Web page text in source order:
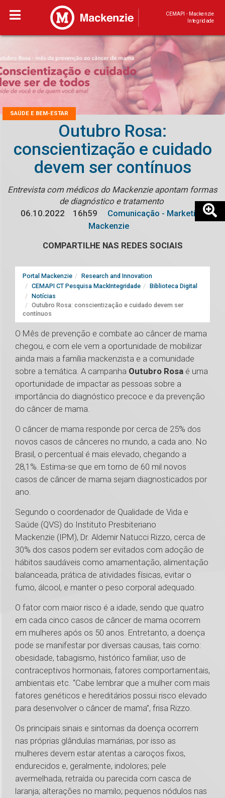
CEMAPI - Mackenzie
Integridade
SAÚDE E BEM-ESTAR
Outubro Rosa:
conscientização e cuidado
devem ser contínuos
Entrevista com médicos do Mackenzie apontam formas
de diagnóstico e tratamento
06.10.2022
16h59
Comunicação - Marketing
Mackenzie
COMPARTILHE NAS REDES SOCIAIS
Portal Mackenzie
Research and Innovation
CEMAPI CT Pesquisa MackIntegridade
Biblioteca Digital
Notícias
Outubro Rosa: conscientização e cuidado devem ser
contínuos
O Mês de prevenção e combate ao câncer de mama
chegou, e com ele vem a oportunidade de mobilizar
ainda mais a família mackenzista e a comunidade
sobre a temática. A campanha Outubro Rosa é uma
oportunidade de impactar as pessoas sobre a
importância do diagnóstico precoce e da prevenção
do câncer de mama.
O câncer de mama responde por cerca de 25% dos
novos casos de cânceres no mundo, a cada ano. No
Brasil, o percentual é mais elevado, chegando a
28,1%. Estima-se que em torno de 60 mil novos
casos de câncer de mama sejam diagnosticados por
ano.
Segundo o coordenador de Qualidade de Vida e
Saúde (QVS) do Instituto Presbiteriano
Mackenzie (IPM), Dr. Aldemir Natucci Rizzo, cerca de
30% dos casos podem ser evitados com adoção de
hábitos saudáveis como amamentação, alimentação
balanceada, prática de atividades físicas, evitar o
fumo, álcool, e manter o peso corporal adequado.
O fator com maior risco é a idade, sendo que quatro
em cada cinco casos de câncer de mama ocorrem
em mulheres após os 50 anos. Entretanto, a doença
pode se manifestar por diversas causas, tais como:
obesidade, tabagismo, histórico familiar, uso de
contraceptivos hormonais, fatores comportamentais,
ambientais etc. “Cabe lembrar que a mulher com mais
fatores genéticos e hereditários possui risco elevado
para desenvolver o câncer de mama”, frisa Rizzo.
Os principais sinais e sintomas da doença ocorrem
nas próprias glândulas mamárias, por isso as
mulheres devem estar atentas a caroços fixos,
endurecidos e, geralmente, indolores; pele
avermelhada, retraída ou parecida com casca de
laranja; alterações no mamilo; pequenos nódulos nas